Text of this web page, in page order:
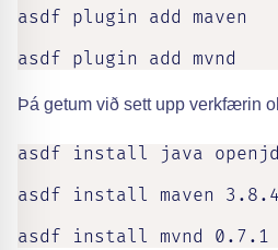
asdf plugin add maven
asdf plugin add mvnd
Þá getum við sett upp verkfærin
asdf install java
asdf install maven 3.8.4
asdf install mvnd 0.7.1